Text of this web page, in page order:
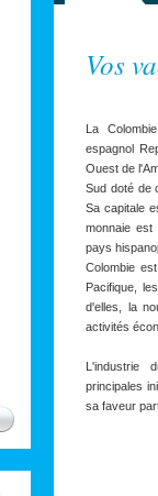
Vos
La
espagnol
Ouest de
Sud doté de
Sa capitale
monnaie
pays
Colombie
Pacifique,
d'elles, la
activités
L'industrie
principales
sa faveur